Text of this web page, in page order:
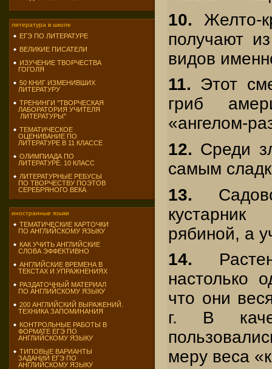
литература в школе
ЕГЭ ПО ЛИТЕРАТУРЕ
ВЕЛИКИЕ ПИСАТЕЛИ
ИЗУЧЕНИЕ ТВОРЧЕСТВА
ГОГОЛЯ
50 КНИГ ИЗМЕНИВШИХ
ЛИТЕРАТУРУ
ТРЕНИНГИ "ТВОРЧЕСКАЯ
ЛАБОРАТОРИЯ УЧИТЕЛЯ
ЛИТЕРАТУРЫ"
ТЕМАТИЧЕСКОЕ
ОЦЕНИВАНИЕ ПО
ЛИТЕРАТУРЕ В 11 КЛАССЕ
ОЛИМПИАДА ПО
ЛИТЕРАТУРЕ. 10 КЛАСС
ЛИТЕРАТУРНЫЕ РЕБУСЫ
ПО ТВОРЧЕСТВУ ПОЭТОВ
СЕРЕБРЯНОГО ВЕКА
иностранные языки
ТЕМАТИЧЕСКИЕ КАРТОЧКИ
ПО АНГЛИЙСКОМУ ЯЗЫКУ
КАК УЧИТЬ АНГЛИЙСКИЕ
СЛОВА ЭФФЕКТИВНО
АНГЛИЙСКИЕ ВРЕМЕНА В
ТЕКСТАХ И УПРАЖНЕНИЯХ
РАЗДАТОЧНЫЙ МАТЕРИАЛ
ПО АНГЛИЙСКОМУ ЯЗЫКУ
200 АНГЛИЙСКИЙ ВЫРАЖЕНИЙ.
ТЕХНИКА ЗАПОМИНАНИЯ
КОНТРОЛЬНЫЕ РАБОТЫ В
ФОРМАТЕ ЕГЭ ПО
АНГЛИЙСКОМУ ЯЗЫКУ
ТИПОВЫЕ ВАРИАНТЫ
ЗАДАНИЙ ЕГЭ ПО
АНГЛИЙСКОМУ ЯЗЫКУ
10. Желто-
получают
видов
11. Этот
гриб
«ангелом-
12. Среди
самым
13.
рябиной, а
14.
настолько
что они
г. В
меру веса